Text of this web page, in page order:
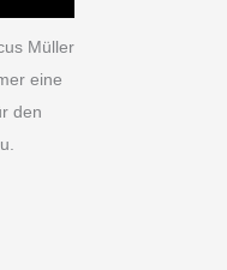
Müller
eine
den